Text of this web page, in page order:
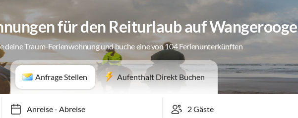
für den Reiturlaub auf Wangerooge
deine Traum-Ferienwohnung und buche eine von 104 Ferienunterkünften
Anfrage Stellen Aufenthalt Direkt Buchen
Anreise-Abreise